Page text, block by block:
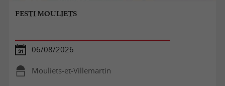
FESTI MOULIETS
06/08/2026
Mouliets-et-Villemartin